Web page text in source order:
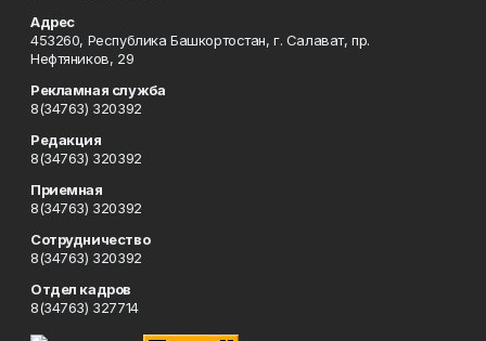
Адрес
453260, Республика Башкортостан, г. Салават, пр.
Нефтяников, 29
Рекламная служба
8(34763) 320392
Редакция
8(34763) 320392
Приемная
8(34763) 320392
Сотрудничество
8(34763) 320392
Отдел кадров
8(34763) 327714